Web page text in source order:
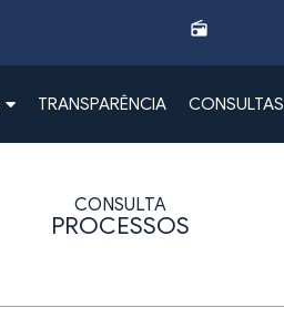
radio
TRANSPARÊNCIA CONSULTAS
CONSULTA
PROCESSOS